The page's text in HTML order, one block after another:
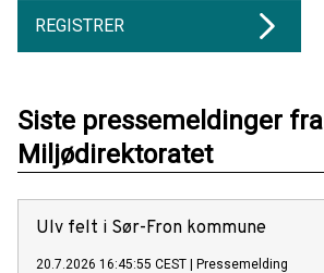
REGISTRER
Siste pressemeldinger fra
Miljødirektoratet
Ulv felt i Sør-Fron kommune
20.7.2026 16:45:55 CEST | Pressemelding